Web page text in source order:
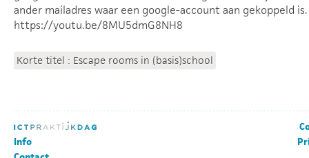
ander mailadres waar een google-account aan gekoppeld is.
https://youtu.be/8MU5dmG8NH8
Korte titel : Escape rooms in (basis)school
Info